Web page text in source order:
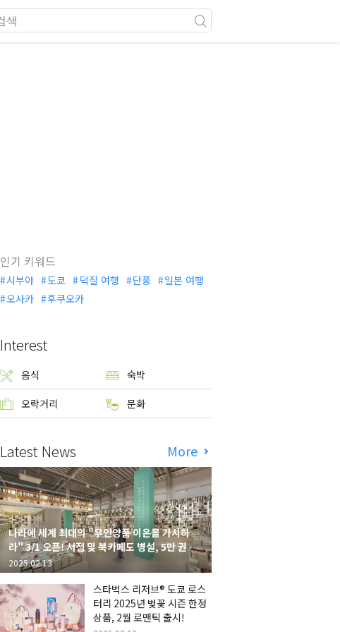
인기 키워드
시부야 도쿄 덕질 여행 단풍
일본 여행
오사카
후쿠오카
Interest
음식 숙박
오락거리 문화
Latest News More
나라에 세계 최대의 "무인양품 이온몰 가시하
라" 3/1 오픈! 서점 및 북카페도 병설, 5만 권의
"가시하라 서점"도 출점
2025.02.13
스타벅스 리저브® 도쿄 로스
터리 2025년 벚꽃 시즌 한정
상품, 2월 로맨틱 출시!